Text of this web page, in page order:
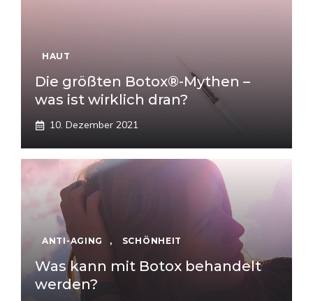
HAUT
Die größten Botox®-Mythen –
was ist wirklich dran?
10. Dezember 2021
ANTI-AGING , SCHÖNHEIT
Was kann mit Botox behandelt
werden?